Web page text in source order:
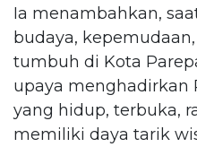
Ia menambahkan,
budaya,
tumbuh di Kota
upaya menghadirkan
yang hidup, terbuka,
memiliki daya tarik